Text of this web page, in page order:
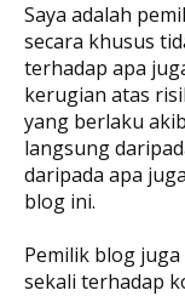
Saya adalah
secara khusus
terhadap apa
kerugian atas
yang berlaku
langsung
daripada apa
blog ini.
Pemilik blog
sekali terhadap